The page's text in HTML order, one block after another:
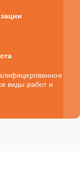
виды работ и